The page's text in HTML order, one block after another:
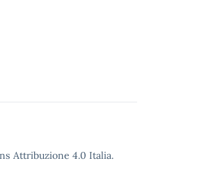
Attribuzione 4.0 Italia.